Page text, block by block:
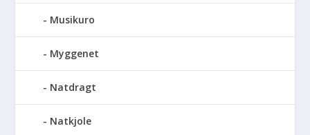
Musikuro
Myggenet
Natdragt
Natkjole